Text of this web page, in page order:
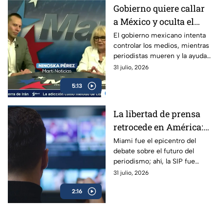
5:13
Gobierno quiere callar
a México y oculta el
desvío de ayuda
humanitaria enviada a
Cuba
El gobierno mexicano intenta
controlar los medios, mientras
periodistas mueren y la ayuda
humanitaria enviada a Cuba
31 julio, 2026
2:16
La libertad de prensa
retrocede en América:
“La norma es la
impunidad”, dice la SIP
Miami fue el epicentro del
debate sobre el futuro del
periodismo; ahí, la SIP fue
clara al evidenciar que la
31 julio, 2026